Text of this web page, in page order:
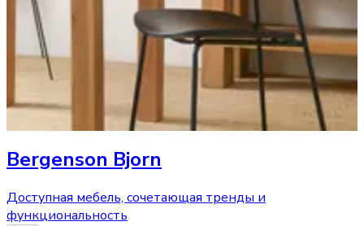
Bergenson Bjorn
Доступная мебель, сочетающая тренды и
функциональность